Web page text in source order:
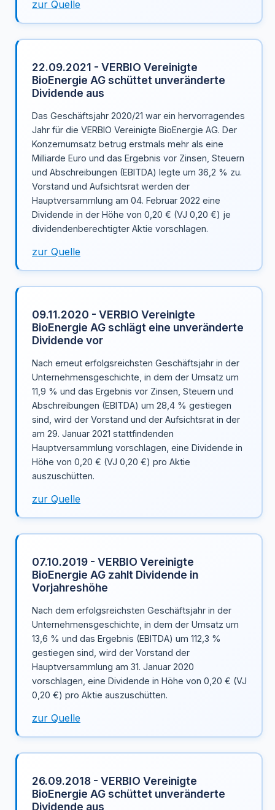
zur Quelle
22.09.2021 - VERBIO Vereinigte
BioEnergie AG schüttet unveränderte
Dividende aus
Das Geschäftsjahr 2020/21 war ein hervorragendes
Jahr für die VERBIO Vereinigte BioEnergie AG. Der
Konzernumsatz betrug erstmals mehr als eine
Milliarde Euro und das Ergebnis vor Zinsen, Steuern
und Abschreibungen (EBITDA) legte um 36,2 % zu.
Vorstand und Aufsichtsrat werden der
Hauptversammlung am 04. Februar 2022 eine
Dividende in der Höhe von 0,20 € (VJ 0,20 €) je
dividendenberechtigter Aktie vorschlagen.
zur Quelle
09.11.2020 - VERBIO Vereinigte
BioEnergie AG schlägt eine unveränderte
Dividende vor
Nach erneut erfolgsreichsten Geschäftsjahr in der
Unternehmensgeschichte, in dem der Umsatz um
11,9 % und das Ergebnis vor Zinsen, Steuern und
Abschreibungen (EBITDA) um 28,4 % gestiegen
sind, wird der Vorstand und der Aufsichtsrat in der
am 29. Januar 2021 stattfindenden
Hauptversammlung vorschlagen, eine Dividende in
Höhe von 0,20 € (VJ 0,20 €) pro Aktie
auszuschütten.
zur Quelle
07.10.2019 - VERBIO Vereinigte
BioEnergie AG zahlt Dividende in
Vorjahreshöhe
Nach dem erfolgsreichsten Geschäftsjahr in der
Unternehmensgeschichte, in dem der Umsatz um
13,6 % und das Ergebnis (EBITDA) um 112,3 %
gestiegen sind, wird der Vorstand der
Hauptversammlung am 31. Januar 2020
vorschlagen, eine Dividende in Höhe von 0,20 € (VJ
0,20 €) pro Aktie auszuschütten.
zur Quelle
26.09.2018 - VERBIO Vereinigte
BioEnergie AG schüttet unveränderte
Dividende aus